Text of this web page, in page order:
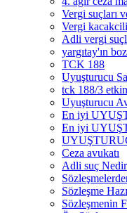
Vergi suçları
Vergi
Adli vergi
yargıtay'ın
TCK 188
Uyuşturucu
tck 188/3
Uyuşturucu
En iyi
En iyi
Ceza avukatı
Adli suç Nedir
Sözleşme
Sözleşmenin